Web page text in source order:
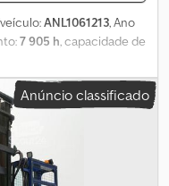
ANL1061213, Ano
7 905 h, capacidade de
simplex, largura do
do garfo: 1 400 mm,
, tamanho do pneu
kg
2 200 mm
auxiliar simples - Mastro:
Anúncio classificado